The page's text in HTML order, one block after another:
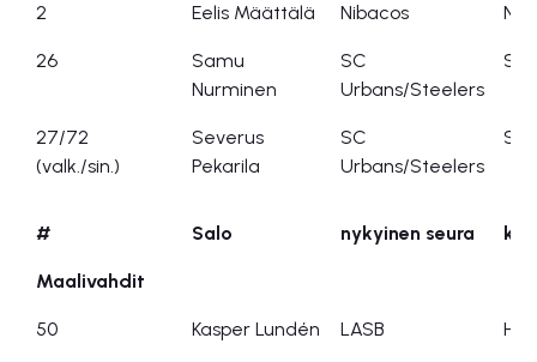
2 Eelis Määttälä Nibacos
26
Samu
Nurminen
SC
Urbans/Steelers
27/72
(valk./sin.)
Severus
Pekarila
SC
Urbans/Steelers
SC
# Salo nykyinen seura
Maalivahdit
50 Kasper Lundén LASB